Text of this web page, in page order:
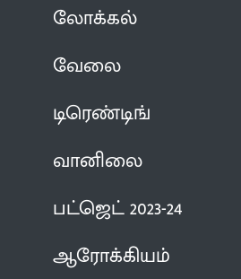
லோக்கல்
வேலை
டிரெண்டிங்
வானிலை
பட்ஜெட் 2023-24
ஆரோக்கியம்